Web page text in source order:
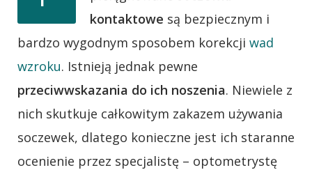
kontaktowe są bezpiecznym i
bardzo wygodnym sposobem korekcji wad
wzroku. Istnieją jednak pewne
przeciwwskazania do ich noszenia. Niewiele z
nich skutkuje całkowitym zakazem używania
soczewek, dlatego konieczne jest ich staranne
ocenienie przez specjalistę – optometrystę